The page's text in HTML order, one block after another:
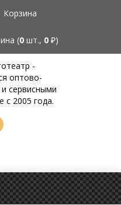
Корзина
(0 шт., 0 ₽)
-
оптово-
сервисными
с 2005 года.